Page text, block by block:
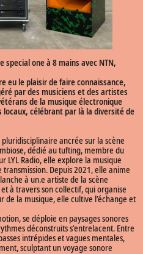
special one à 8 mains avec NTN,
eu le plaisir de faire connaissance,
par des musiciens et des artistes
de la musique électronique
célébrant par là la diversité de
ancrée sur la scène
dédié au tufting, membre du
LYL Radio, elle explore la musique
Depuis 2021, elle anime
à un.e artiste de la scène
à travers son collectif, qui organise
de la musique, elle cultive l’échange et
se déploie en paysages sonores
déconstruits s’entrelacent. Entre
intrépides et vagues mentales,
sculptant un voyage sonore